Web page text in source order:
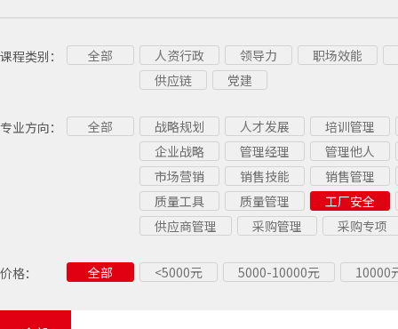
课程类别： 全部 人资行政 领导力
职场效能
供应链
党建
专业方向： 全部 战略规划 人才发展
培训管理
企业战略
管理经理
管理他人
市场营销
销售技能
销售管理
质量工具
质量管理
工厂安全
供应商管理
采购管理 采购专项
价格： 全部 <5000元 5000-10000元 10000